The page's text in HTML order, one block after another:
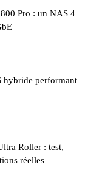
Pro : un NAS 4
hybride performant
Roller : test,
réelles